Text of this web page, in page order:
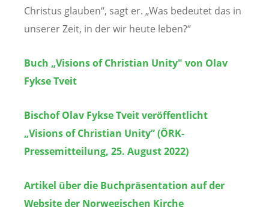
Christus glauben“, sagt er. „Was bedeutet das in
unserer Zeit, in der wir heute leben?“
Buch „Visions of Christian Unity" von Olav
Fykse Tveit
Bischof Olav Fykse Tveit veröffentlicht
„Visions of Christian Unity” (ÖRK-
Pressemitteilung, 25. August 2022)
Artikel über die Buchpräsentation auf der
Website der Norwegischen Kirche